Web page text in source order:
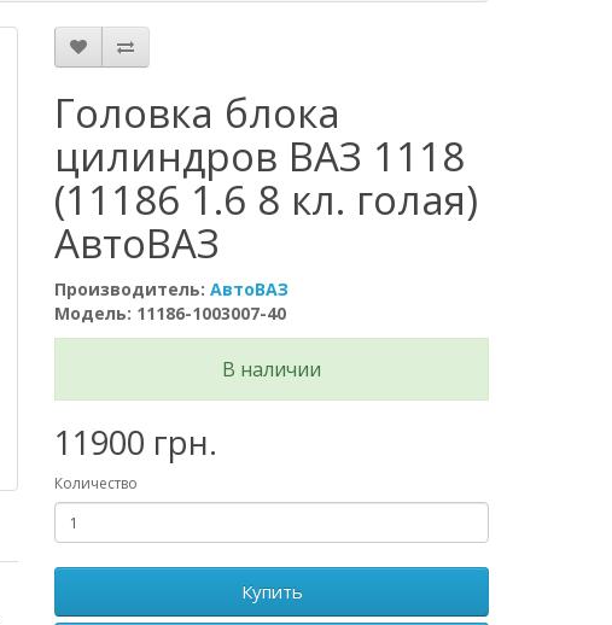
Головка блока
цилиндров ВАЗ 1118
(11186 1.6 8 кл. голая)
АвтоВАЗ
Производитель: АвтоВАЗ
Модель: 11186-1003007-40
В наличии
11900 грн.
Количество
Купить